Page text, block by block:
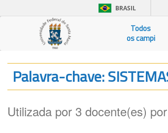
BRASIL
Todos
os campi
Palavra-chave:
Utilizada por 3 docente(es)